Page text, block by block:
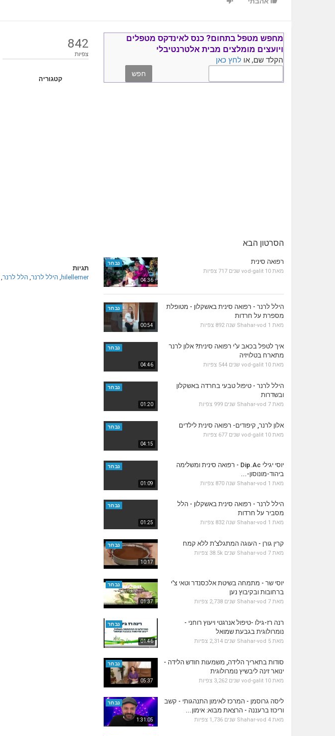
842
צפיות
קטגוריה
תגיות
hilellerner
, הילל לרנר, הלל לרנר,
מחפש מטפל בתחום? כנס לאינדקס מטפלים
ויועצים מומלצים מבית אלטרנטיבלי
הקלד שם, או לחץ כאן
הסרטון הבא
04:36
נבחר רפואה סינית
מאת vod-galit 10 שנים 717 צפיות
00:54
נבחר
הילל לרנר - רפואה סינית באשקלון - מטופלת
מספרת על חרדות
מאת Shahar-vod 1 שנה 892 צפיות
04:46
נבחר
איך לטפל בכאב ע'י רפואה סינית? אלון לרנר
מתארח בטלויזיה
מאת vod-galit 10 שנים 544 צפיות
01:20
נבחר
הילל לרנר - טיפול טבעי בחרדה באשקלון
ובשדרות
מאת Shahar-vod 7 שנים 999 צפיות
04:15
נבחר אלון לרנר, קיפודים- רפואה סינית לילדים
מאת vod-galit 10 שנים 677 צפיות
01:09
נבחר
יוסי יגילי Dip.Ac - רפואה סינית ומשלימה
ביהוד-מונוסון-...
מאת Shahar-vod 1 שנה 870 צפיות
01:25
נבחר
הילל לרנר - רפואה סינית באשקלון - הלל
מסביר על חרדות
מאת Shahar-vod 1 שנה 832 צפיות
10:17
נבחר קרין גורן - העוגה המתגלצ’ת ללא קמח
מאת Shahar-vod 7 שנים 38.5k צפיות
01:37
נבחר
יוסי שר - מתמחה בשיטת אלכסנדר וטאי צ'י
ברחובות ובקיבוץ נען
מאת Shahar-vod 7 שנים 2,738 צפיות
01:46
נבחר
רנה רז-גילו -טיפול אנרגטי ויעוץ רוחני -
נומרולוגית בגבעת שמואל
מאת Shahar-vod 5 שנים 2,314 צפיות
05:37
נבחר
סודות בתאריך הלידה, משמעות חודש הלידה -
ינואר זינה ליבשיץ נומרולוגית
מאת vod-galit 10 שנים 3,262 צפיות
1:31:05
נבחר
ליסה גרוסמן - המרכז לאימון התנהגותי - קשב
וריכוז ברעננה - הרצאת מבוא: אימון...
מאת Shahar-vod 4 שנים 1,736 צפיות